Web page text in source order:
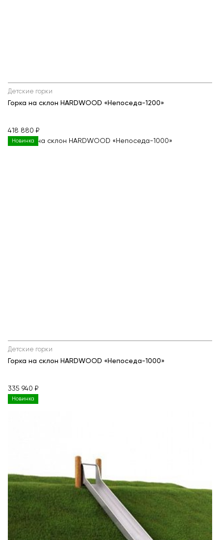
Детские горки
Горка на склон HARDWOOD «Непоседа-1200»
418 880 ₽
Новинка
Детские горки
Горка на склон HARDWOOD «Непоседа-1000»
335 940 ₽
Новинка